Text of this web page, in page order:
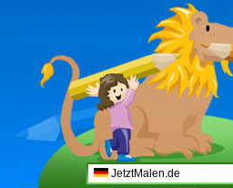
JetztMalen.de